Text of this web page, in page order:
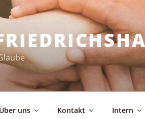
Über uns Kontakt Intern